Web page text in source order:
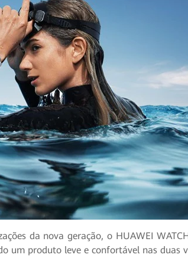
da nova geração, o HUAWEI
um produto leve e confortável nas duas